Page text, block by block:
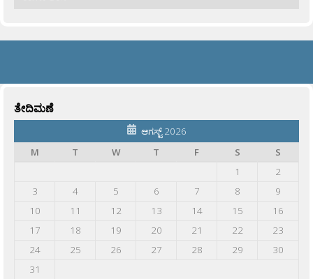
ತೇದಿಮಣೆ
ಆಗಸ್ಟ್ 2026
M
T W T F S
S
1
2
3
4 5 6 7 8
9
10
11 12 13 14 15
16
17
18 19 20 21 22
23
24
25 26 27 28 29
30
31